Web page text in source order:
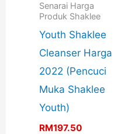
Senarai Harga
Produk Shaklee
Youth Shaklee
Cleanser Harga
2022 (Pencuci
Muka Shaklee
Youth)
RM197.50